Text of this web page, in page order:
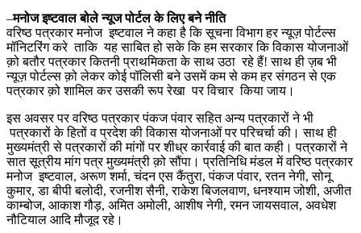
–मनोज इष्टवाल बोले न्यूज पोर्टल के लिए बने नीति
वरिष्ठ पत्रकार मनोज इष्टवाल ने कहा है कि सूचना विभाग हर न्यूज़ पोर्टल्स
मॉनिटरिंग करे ताकि यह साबित हो सके कि हम सरकार कि विकास योजनाओं
क़ो बतौर पत्रकार कितनी प्राथमिकता के साथ उठा रहे हैं! साथ ही ज़ब भी
न्यूज़ पोर्टल्स क़ो लेकर कोई पॉलिसी बने उसमें कम से कम हर संगठन से एक
पत्रकार क़ो शामिल कर उसकी रूप रेखा पर विचार किया जाय।
इस अवसर पर वरिष्ठ पत्रकार पंकज पंवार सहित अन्य पत्रकारों ने भी
पत्रकारों के हितों व प्रदेश की विकास योजनाओं पर परिचर्चा की। साथ ही
मुख्यमंत्री से पत्रकारों की मांगों पर शीध्र कार्रवाई की बात कही। पत्रकारों ने
सात सूत्रीय मांग पत्र मुख्यमंत्री क़ो सौंपा। प्रतिनिधि मंडल में वरिष्ठ पत्रकार
मनोज इष्टवाल, अरूण शर्मा, चंदन एस कैंतुरा, पंकज पंवार, रतन नेगी, सोनू
कुमार, डा बीपी बलोदी, रजनीश सैनी, राकेश बिजलवाण, धनश्याम जोशी, अजीत
काम्बोज, आकाश गौड़, अमित अमोली, आशीष नेगी, रमन जायसवाल, अवधेश
नौटियाल आदि मौजूद रहे।